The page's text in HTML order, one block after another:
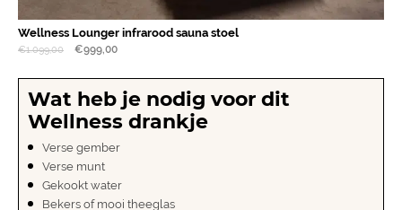
Wellness Lounger infrarood sauna stoel
€1.099,00 €999,00
Wat heb je nodig voor dit
Wellness drankje
Verse gember
Verse munt
Gekookt water
Bekers of mooi theeglas